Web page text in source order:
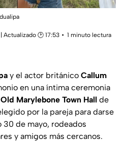
| Actualizado 🕑 17:53 1 minuto lectura
y el actor británico Callum
en una íntima ceremonia
Old Marylebone Town Hall de
por la pareja para darse
30 de mayo, rodeados
y amigos más cercanos.